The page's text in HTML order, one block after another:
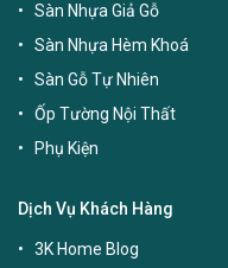
Sàn Nhựa Giả Gỗ
Sàn Nhựa Hèm Khoá
Sàn Gỗ Tự Nhiên
Ốp Tường Nội Thất
Phụ Kiện
Dịch Vụ Khách Hàng
3K Home Blog